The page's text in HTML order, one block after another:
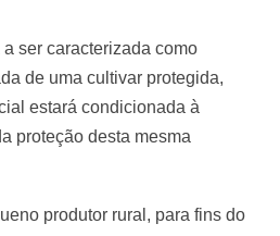
ser caracterizada como
de uma cultivar protegida,
estará condicionada à
proteção desta mesma
produtor rural, para fins do